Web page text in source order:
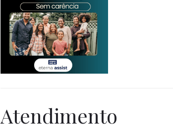
Atendimento